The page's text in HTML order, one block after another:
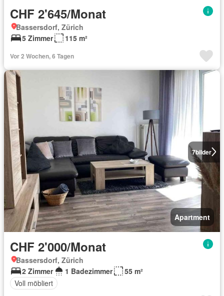
CHF 2'645/Monat
Bassersdorf, Zürich
5 Zimmer
115 m²
Vor 2 Wochen, 6 Tagen
7bilder
Apartment
CHF 2'000/Monat
Bassersdorf, Zürich
2 Zimmer
1 Badezimmer
55 m²
Voll möbliert